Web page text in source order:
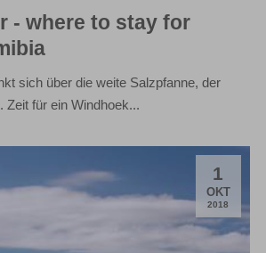
- where to stay for
sich über die weite Salzpfanne, der
Zeit für ein Windhoek...
1
OKT.
2018